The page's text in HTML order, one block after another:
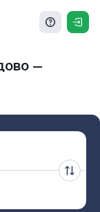
—